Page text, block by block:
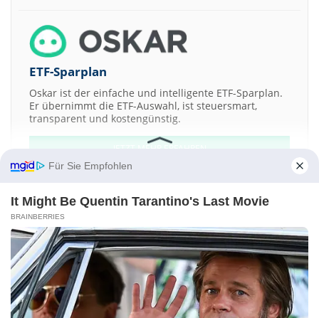
ETF-Sparplan
Oskar ist der einfache und intelligente ETF-Sparplan.
Er übernimmt die ETF-Auswahl, ist steuersmart,
transparent und kostengünstig.
Aktien ATX DAX EuroStoxx 50 Dow Jones NASDAQ 100 Nikkei 225
S&P 500
Kontakt Impressum-Werbung-Barrierefreiheit
Sitemap-Datenschutz Disclaimer- AGB-Privatsphäre-Einstellungen
Für Sie Empfohlen
It Might Be Quentin Tarantino's Last Movie
BRAINBERRIES